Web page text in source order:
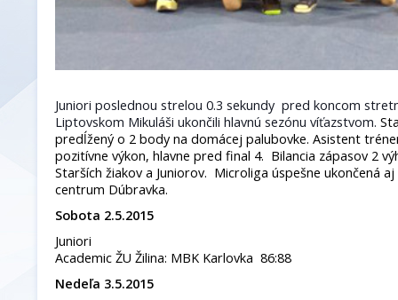
Juniori poslednou strelou 0.3 sekundy pred koncom
Liptovskom Mikuláši ukončili hlavnú sezónu víťazstvom.
predĺžený o 2 body na domácej palubovke. Asistent
pozitívne výkon, hlavne pred final 4. Bilancia zápasov 2
Starších žiakov a Juniorov. Microliga úspešne ukončená
centrum Dúbravka.
Sobota 2.5.2015
Juniori
Academic ŽU Žilina: MBK Karlovka 86:88
Nedeľa 3.5.2015